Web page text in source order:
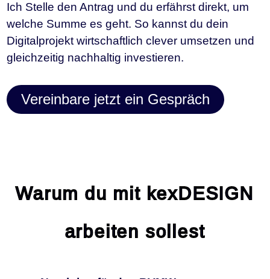
Ich Stelle den Antrag und du erfährst direkt, um
welche Summe es geht. So kannst du dein
Digitalprojekt wirtschaftlich clever umsetzen und
gleichzeitig nachhaltig investieren.
Vereinbare jetzt ein Gespräch
Warum du mit kexDESIGN
arbeiten sollest